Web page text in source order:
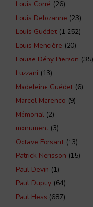
Louis Corré (26)
Louis Delozanne (23)
Louis Guédet(1 252)
Louis Mencière (20)
Louise Dény Pierson (35)
Luzzani (13)
Madeleine Guédet(6)
Marcel Marenco (9)
Mémorial (2)
monument(3)
Octave Forsant(13)
Patrick Nerisson (15)
Paul Devin (1)
Paul Dupuy (64)
Paul Hess (687)